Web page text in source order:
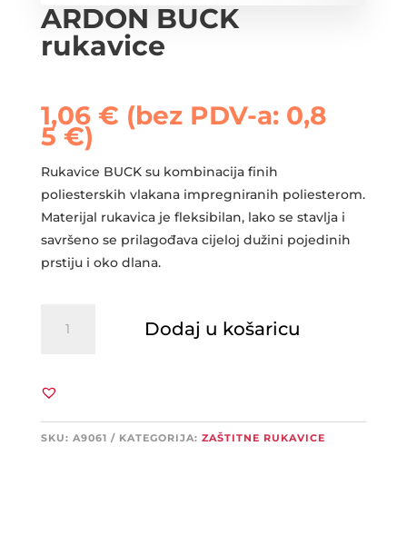
ARDON BUCK
rukavice
1,06 € (bez PDV-a: 0,8
5 €)
Rukavice BUCK su kombinacija finih
poliesterskih vlakana impregniranih poliesterom.
Materijal rukavica je fleksibilan, lako se stavlja i
savršeno se prilagođava cijeloj dužini pojedinih
prstiju i oko dlana.
BUCK
Dodaj u košaricu
SKU: A9061 KATEGORIJA: ZAŠTITNE RUKAVICE